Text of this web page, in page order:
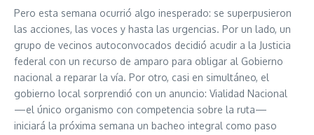
Pero esta semana ocurrió algo inesperado: se superpusieron
las acciones, las voces y hasta las urgencias. Por un lado, un
grupo de vecinos autoconvocados decidió acudir a la Justicia
federal con un recurso de amparo para obligar al Gobierno
nacional a reparar la vía. Por otro, casi en simultáneo, el
gobierno local sorprendió con un anuncio: Vialidad Nacional
—el único organismo con competencia sobre la ruta—
iniciará la próxima semana un bacheo integral como paso